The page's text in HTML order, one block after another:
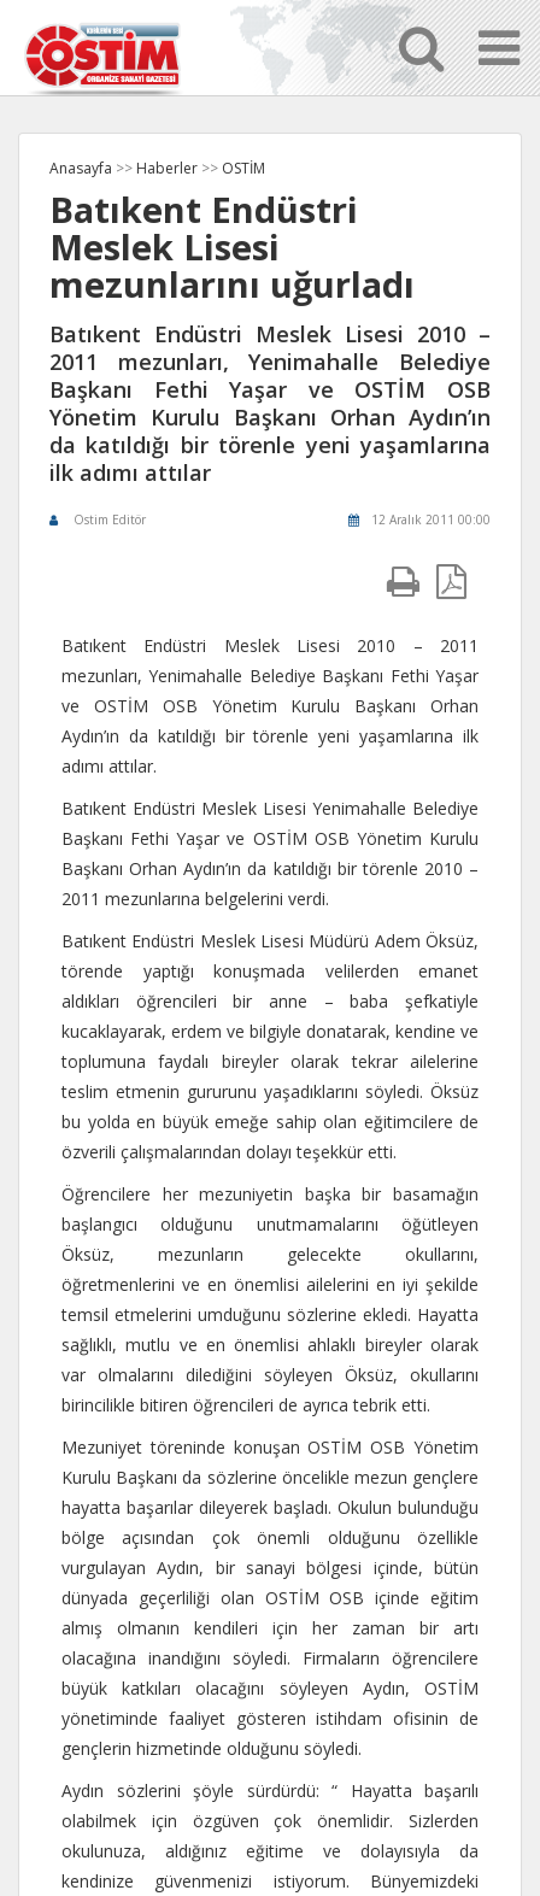
Anasayfa >> Haberler >> OSTİM
Batıkent Endüstri
Meslek Lisesi
mezunlarını uğurladı
Batıkent Endüstri Meslek Lisesi 2010 –
2011 mezunları, Yenimahalle Belediye
Başkanı Fethi Yaşar ve OSTİM OSB
Yönetim Kurulu Başkanı Orhan Aydın’ın
da katıldığı bir törenle yeni yaşamlarına
ilk adımı attılar
Ostim Editör 12 Aralık 2011 00:00
Batıkent Endüstri Meslek Lisesi 2010 – 2011
mezunları, Yenimahalle Belediye Başkanı Fethi Yaşar
ve OSTİM OSB Yönetim Kurulu Başkanı Orhan
Aydın’ın da katıldığı bir törenle yeni yaşamlarına ilk
adımı attılar.
Batıkent Endüstri Meslek Lisesi Yenimahalle Belediye
Başkanı Fethi Yaşar ve OSTİM OSB Yönetim Kurulu
Başkanı Orhan Aydın’ın da katıldığı bir törenle 2010 –
2011 mezunlarına belgelerini verdi.
Batıkent Endüstri Meslek Lisesi Müdürü Adem Öksüz,
törende yaptığı konuşmada velilerden emanet
aldıkları öğrencileri bir anne – baba şefkatiyle
kucaklayarak, erdem ve bilgiyle donatarak, kendine ve
toplumuna faydalı bireyler olarak tekrar ailelerine
teslim etmenin gururunu yaşadıklarını söyledi. Öksüz
bu yolda en büyük emeğe sahip olan eğitimcilere de
özverili çalışmalarından dolayı teşekkür etti.
Öğrencilere her mezuniyetin başka bir basamağın
başlangıcı olduğunu unutmamalarını öğütleyen
Öksüz, mezunların gelecekte okullarını,
öğretmenlerini ve en önemlisi ailelerini en iyi şekilde
temsil etmelerini umduğunu sözlerine ekledi. Hayatta
sağlıklı, mutlu ve en önemlisi ahlaklı bireyler olarak
var olmalarını dilediğini söyleyen Öksüz, okullarını
birincilikle bitiren öğrencileri de ayrıca tebrik etti.
Mezuniyet töreninde konuşan OSTİM OSB Yönetim
Kurulu Başkanı da sözlerine öncelikle mezun gençlere
hayatta başarılar dileyerek başladı. Okulun bulunduğu
bölge açısından çok önemli olduğunu özellikle
vurgulayan Aydın, bir sanayi bölgesi içinde, bütün
dünyada geçerliliği olan OSTİM OSB içinde eğitim
almış olmanın kendileri için her zaman bir artı
olacağına inandığını söyledi. Firmaların öğrencilere
büyük katkıları olacağını söyleyen Aydın, OSTİM
yönetiminde faaliyet gösteren istihdam ofisinin de
gençlerin hizmetinde olduğunu söyledi.
Aydın sözlerini şöyle sürdürdü: “ Hayatta başarılı
olabilmek için özgüven çok önemlidir. Sizlerden
okulunuza, aldığınız eğitime ve dolayısıyla da
kendinize güvenmenizi istiyorum. Bünyemizdeki